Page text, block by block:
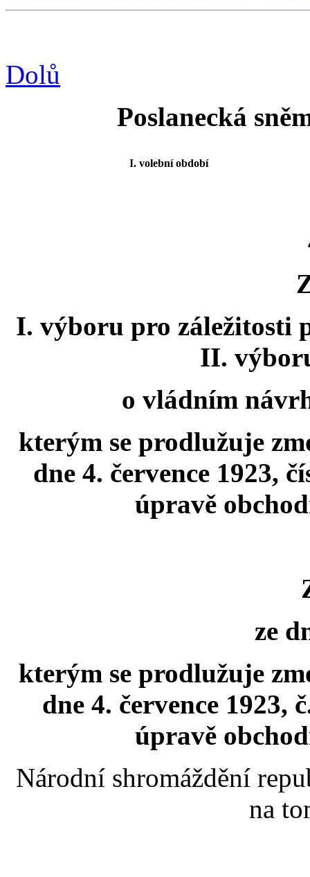
Dolů
Poslanecká
I. volební období
I. výboru pro záležitosti
II.
o vládním
kterým se prodlužuje
dne 4. července 1923,
úpravě
ze
kterým se prodlužuje
dne 4. července 1923,
úpravě
Národní shromáždění
na